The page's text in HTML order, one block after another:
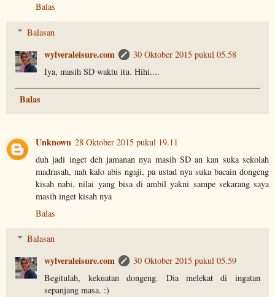
Balas
Balasan
wylveraleisure.com
30 Oktober 2015 pukul 05.58
Iya, masih SD waktu itu. Hihi....
Balas
Unknown 28 Oktober 2015 pukul 19.11
duh jadi inget deh jamanan nya masih SD an kan suka sekolah
madrasah, nah kalo abis ngaji, pa ustad nya suka bacain dongeng
kisah nabi, nilai yang bisa di ambil yakni sampe sekarang saya
masih inget kisah nya
Balas
Balasan
wylveraleisure.com
30 Oktober 2015 pukul 05.59
Begitulah, kekuatan dongeng. Dia melekat di ingatan
sepanjang masa. :)